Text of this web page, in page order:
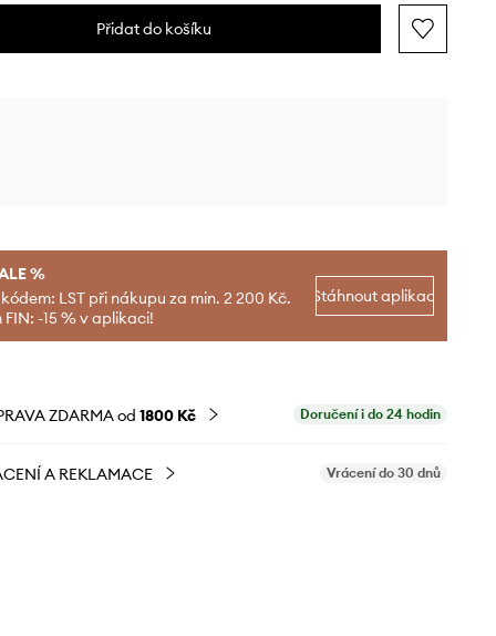
Přidat do košíku
%
LST při nákupu za min. 2 200 Kč.
FIN: -15 % v aplikaci!
Stáhnout aplikaci
ZDARMA od 1800 Kč Doručení i do 24 hodin
A REKLAMACE Vrácení do 30 dnů